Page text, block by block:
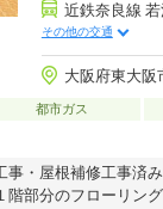
近鉄奈良線
その他の交通
大阪府東大阪
都市ガス
・屋根補修工事済
部分のフローリング